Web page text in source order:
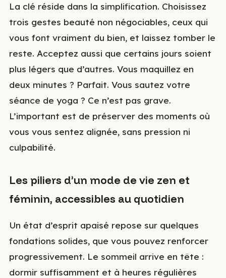
La clé réside dans la simplification. Choisissez
trois gestes beauté non négociables, ceux qui
vous font vraiment du bien, et laissez tomber le
reste. Acceptez aussi que certains jours soient
plus légers que d’autres. Vous maquillez en
deux minutes ? Parfait. Vous sautez votre
séance de yoga ? Ce n’est pas grave.
L’important est de préserver des moments où
vous vous sentez alignée, sans pression ni
culpabilité.
Les piliers d’un mode de vie zen et
féminin, accessibles au quotidien
Un état d’esprit apaisé repose sur quelques
fondations solides, que vous pouvez renforcer
progressivement. Le sommeil arrive en tête :
dormir suffisamment et à heures régulières